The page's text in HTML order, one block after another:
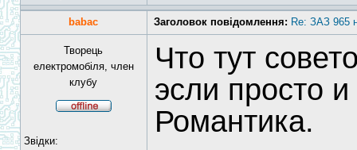
babac Заголовок повідомлення: Re: ЗАЗ 965
Творець
електромобіля, член
клубу
Звідки:
Что тут
эсли просто
Романтика.